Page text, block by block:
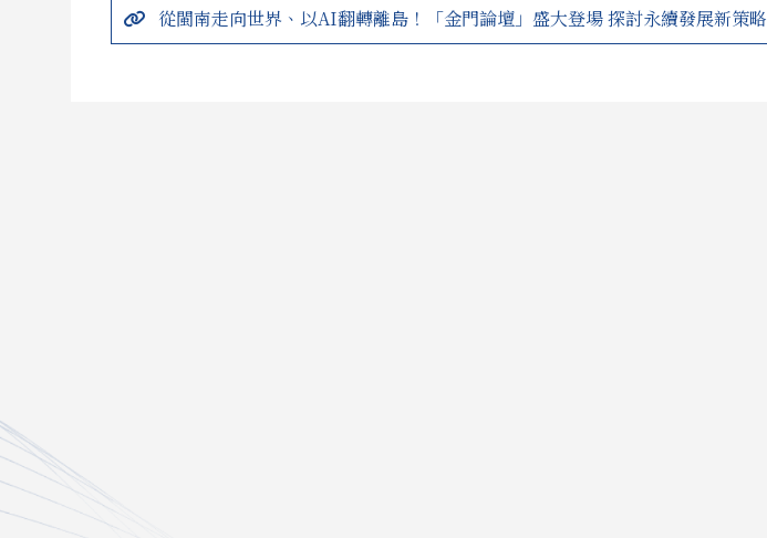
從閩南走向世界、以AI翻轉離島！「金門論壇」盛大登場 探討永續發展新策略